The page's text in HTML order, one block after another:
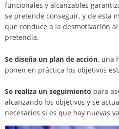
funcionales y alcanzables
se pretende conseguir, y de esta
que conduce a la desmotivación
pretendía.
Se diseña un plan de acción, una
ponen en práctica los objetivos
Se realiza un seguimiento para
alcanzando los objetivos y se
necesarios si es que hay nuevas